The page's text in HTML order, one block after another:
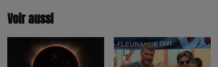
Voir aussi